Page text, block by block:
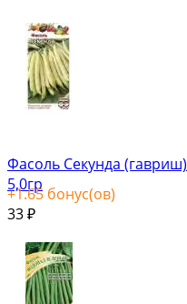
Фасоль Секунда (гавриш)
5,0гр
+1.65 бонус(ов)
33 ₽